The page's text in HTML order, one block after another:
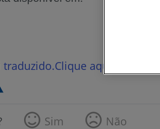
aqui para ver
Sim Não